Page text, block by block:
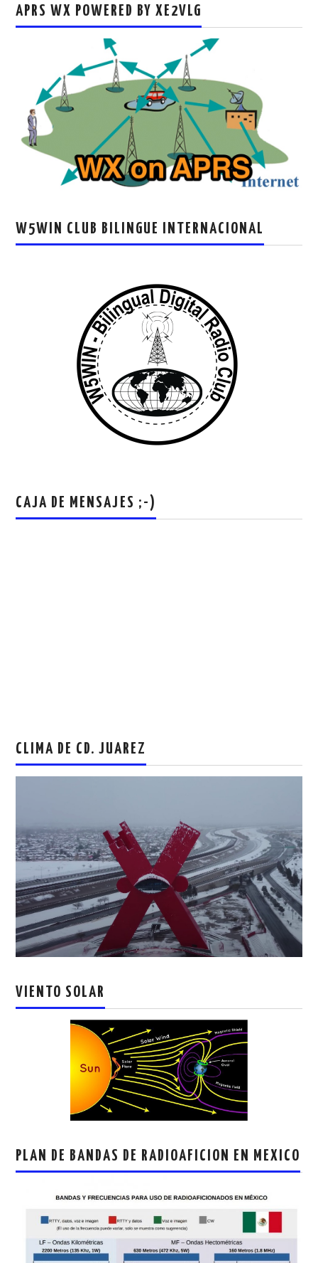
APRS WX POWERED BY XE2VLG
W5WIN CLUB BILINGUE INTERNACIONAL
CAJA DE MENSAJES ;-)
CLIMA DE CD. JUAREZ
VIENTO SOLAR
PLAN DE BANDAS DE RADIOAFICION EN MEXICO